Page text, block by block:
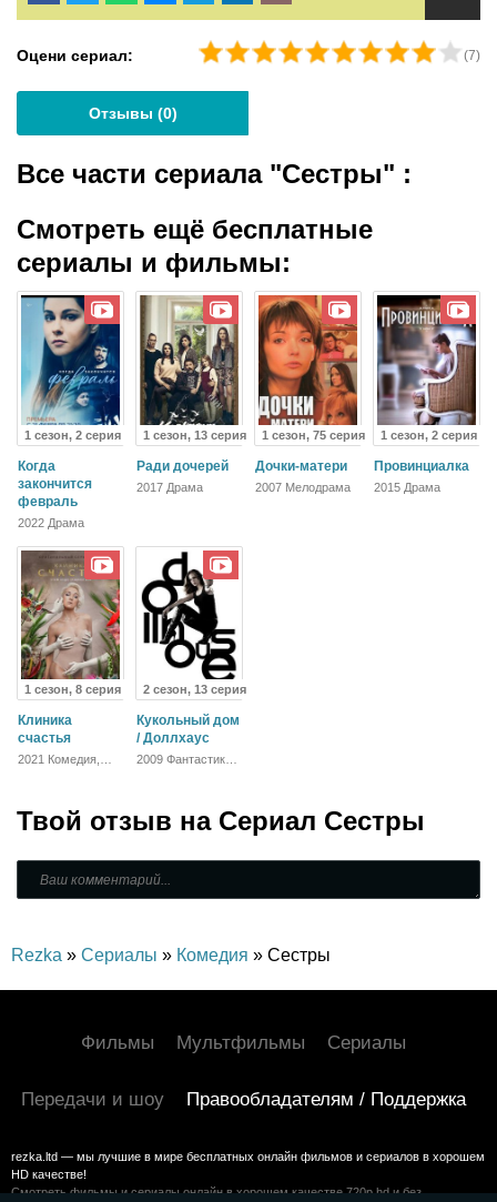
Оцени сериал: (7)
Отзывы (0)
Все части сериала "Сестры" :
Смотреть ещё бесплатные
сериалы и фильмы:
1 сезон, 2 серия
Когда
закончится
февраль
2022 Драма
1 сезон, 13 серия
Ради дочерей
2017 Драма
1 сезон, 75 серия
Дочки-матери
2007 Мелодрама
1 сезон, 2 серия
Провинциалка
2015 Драма
1 сезон, 8 серия
Клиника
счастья
2021 Комедия,
2 сезон, 13 серия
Кукольный дом
/ Доллхаус
2009 Фантастика,
Твой отзыв на Сериал Сестры
Rezka » Сериалы » Комедия » Сестры
Фильмы Мультфильмы Сериалы
Передачи и шоу Правообладателям / Поддержка
rezka.ltd — мы лучшие в мире бесплатных онлайн фильмов и сериалов в хорошем
HD качестве!
Смотреть фильмы и сериалы онлайн в хорошем качестве 720p hd и без